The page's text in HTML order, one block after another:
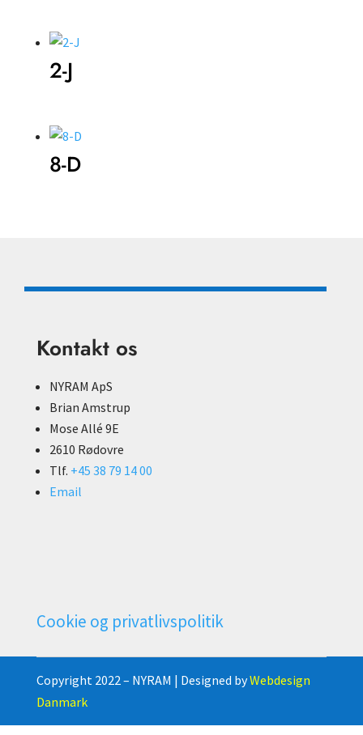
2-J
8-D
Kontakt os
NYRAM ApS
Brian Amstrup
Mose Allé 9E
2610 Rødovre
Tlf. +45 38 79 14 00
Email
Cookie og privatlivspolitik
Copyright 2022 – NYRAM | Designed byWebdesign
Danmark